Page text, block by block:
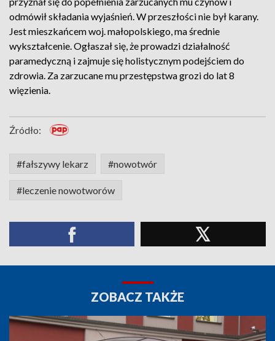
odmówił składania wyjaśnień. W przeszłości nie był karany.
Jest mieszkańcem woj. małopolskiego, ma średnie
wykształcenie. Ogłaszał się, że prowadzi działalność
paramedyczną i zajmuje się holistycznym podejściem do
zdrowia. Za zarzucane mu przestępstwa grozi do lat 8
więzienia.
Źródło:
#fałszywy lekarz #nowotwór
#leczenie nowotworów
ZOBACZ TAKŻE